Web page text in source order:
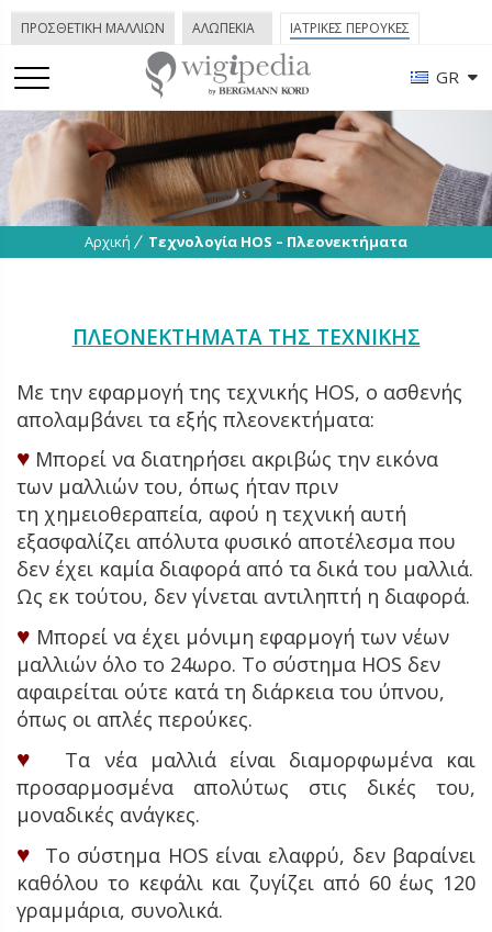
GR
ΠΡΟΣΘΕΤΙΚΗ ΜΑΛΛΙΩΝ ΑΛΩΠΕΚΙΑ ΙΑΤΡΙΚΕΣ ΠΕΡΟΥΚΕΣ
Αρχική Τεχνολογία HOS – Πλεονεκτήματα
ΠΛΕΟΝΕΚΤΗΜΑΤΑ ΤΗΣ ΤΕΧΝΙΚΗΣ
Mε την εφαρμογή της τεχνικής HOS, ο ασθενής
απολαμβάνει τα εξής πλεονεκτήματα:
♥ Μπορεί να διατηρήσει ακριβώς την εικόνα
των μαλλιών του, όπως ήταν πριν
τη χημειοθεραπεία, αφού η τεχνική αυτή
εξασφαλίζει απόλυτα φυσικό αποτέλεσμα που
δεν έχει καμία διαφορά από τα δικά του μαλλιά.
Ως εκ τούτου, δεν γίνεται αντιληπτή η διαφορά.
♥ Μπορεί να έχει μόνιμη εφαρμογή των νέων
μαλλιών όλο το 24ωρο. Το σύστημα HOS δεν
αφαιρείται ούτε κατά τη διάρκεια του ύπνου,
όπως οι απλές περούκες.
♥
Τα νέα μαλλιά είναι διαμορφωμένα και
προσαρμοσμένα απολύτως στις δικές του,
μοναδικές ανάγκες.
♥
Το σύστημα HOS είναι ελαφρύ, δεν βαραίνει
καθόλου το κεφάλι και ζυγίζει από 60 έως 120
γραμμάρια, συνολικά.